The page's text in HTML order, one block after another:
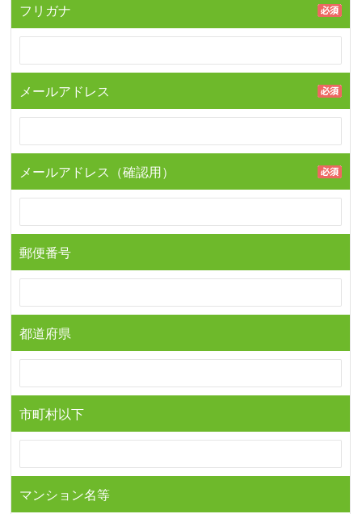
フリガナ
メールアドレス
メールアドレス（確認用）
郵便番号
都道府県
市町村以下
マンション名等